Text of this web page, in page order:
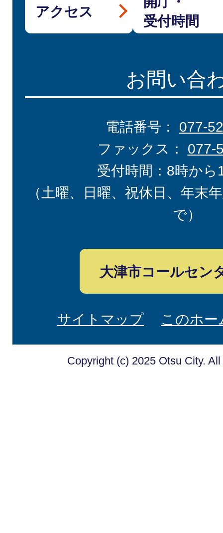
アクセス
受付時間
お問い合
電話番号： 077-
ファックス： 077-
受付時間：8時から
（土曜、日曜、祝休日、年末
で）
大津市コールセン
サイトマップ このホ
Copyright (c) 2025 Otsu City.